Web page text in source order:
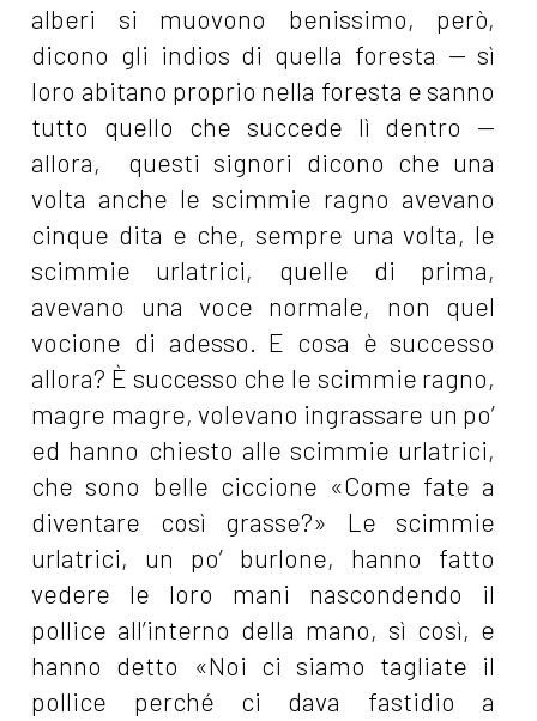
alberi si muovono benissimo, però,
dicono gli indios di quella foresta — sì
loro abitano proprio nella foresta e sanno
tutto quello che succede lì dentro —
allora, questi signori dicono che una
volta anche le scimmie ragno avevano
cinque dita e che, sempre una volta, le
scimmie urlatrici, quelle di prima,
avevano una voce normale, non quel
vocione di adesso. E cosa è successo
allora? È successo che le scimmie ragno,
magre magre, volevano ingrassare un po’
ed hanno chiesto alle scimmie urlatrici,
che sono belle ciccione «Come fate a
diventare così grasse?» Le scimmie
urlatrici, un po’ burlone, hanno fatto
vedere le loro mani nascondendo il
pollice all’interno della mano, sì così, e
hanno detto «Noi ci siamo tagliate il
pollice perché ci dava fastidio a